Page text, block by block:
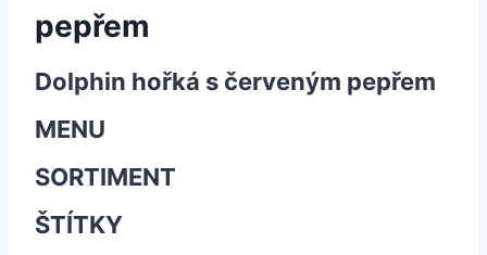
pepřem
Dolphin hořká s červeným pepřem
MENU
SORTIMENT
ŠTÍTKY